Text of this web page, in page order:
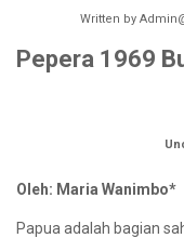
Written by
Pepera 1969
Oleh: Maria Wanimbo*
Papua adalah bagian